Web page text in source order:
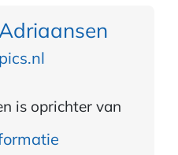
is oprichter van